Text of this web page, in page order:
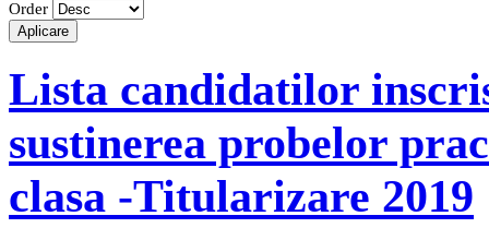
Order
Lista candidatilor
sustinerea probelor
clasa -Titularizare 2019